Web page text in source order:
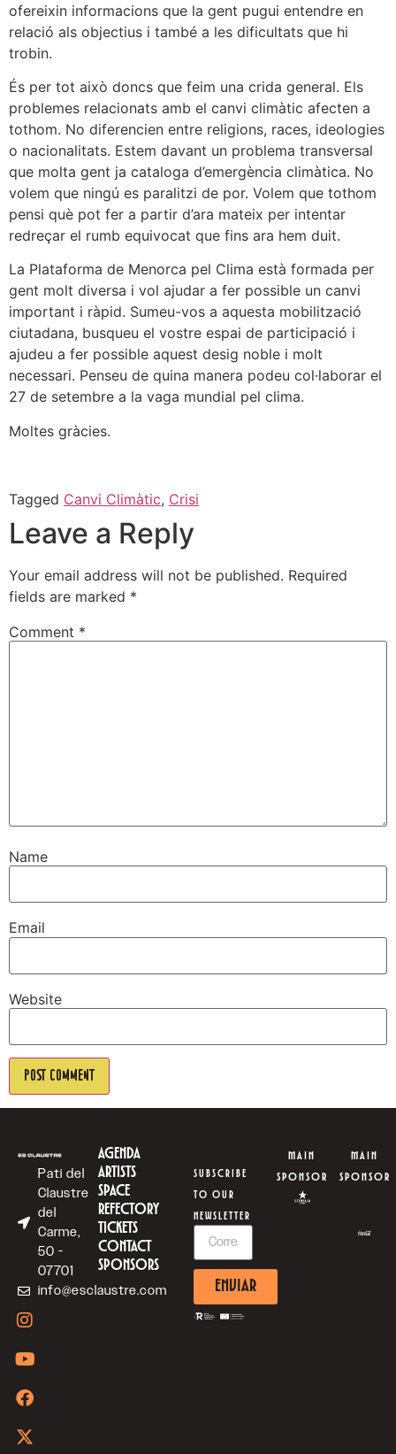
ofereixin informacions que la gent pugui entendre en
relació als objectius i també a les dificultats que hi
trobin.
És per tot això doncs que feim una crida general. Els
problemes relacionats amb el canvi climàtic afecten a
tothom. No diferencien entre religions, races, ideologies
o nacionalitats. Estem davant un problema transversal
que molta gent ja cataloga d’emergència climàtica. No
volem que ningú es paralitzi de por. Volem que tothom
pensi què pot fer a partir d’ara mateix per intentar
redreçar el rumb equivocat que fins ara hem duit.
La Plataforma de Menorca pel Clima està formada per
gent molt diversa i vol ajudar a fer possible un canvi
important i ràpid. Sumeu-vos a aquesta mobilització
ciutadana, busqueu el vostre espai de participació i
ajudeu a fer possible aquest desig noble i molt
necessari. Penseu de quina manera podeu col·laborar el
27 de setembre a la vaga mundial pel clima.
Moltes gràcies.
Tagged Canvi Climàtic, Crisi
Leave a Reply
Your email address will not be published. Required
fields are marked *
Comment *
Name
Email
Website
Pati del
Claustre
del
Carme,
50 -
07701
info@esclaustre.com
AGENDA
ARTISTS
SPACE
REFECTORY
TICKETS
CONTACT
SPONSORS
SUBSCRIBE
TO OUR
NEWSLETTER
ENVIAR
MAIN
SPONSOR
MAIN
SPONSOR